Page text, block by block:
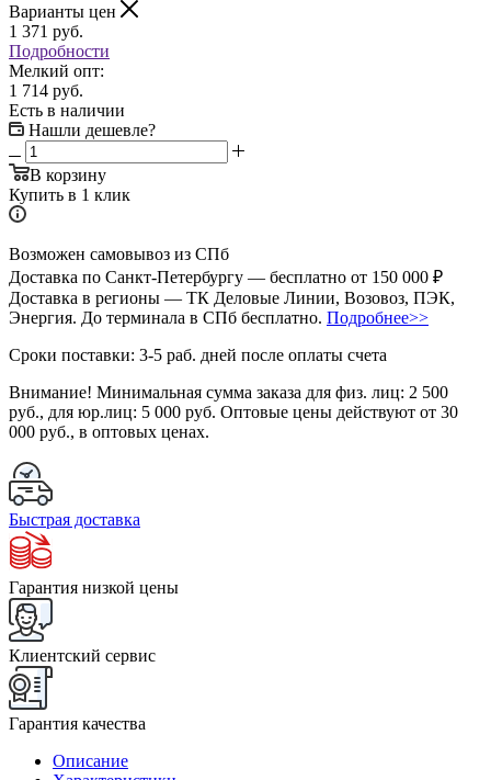
Варианты цен
1 371 руб.
Подробности
Мелкий опт:
1 714 руб.
Есть в наличии
Нашли дешевле?
В корзину
Купить в 1 клик
Возможен самовывоз из СПб
Доставка по Санкт-Петербургу — бесплатно от 150 000 ₽
Доставка в регионы — ТК Деловые Линии, Возовоз, ПЭК,
Энергия. До терминала в СПб бесплатно. Подробнее>>
Сроки поставки: 3-5 раб. дней после оплаты счета
Внимание! Минимальная сумма заказа для физ. лиц: 2 500
руб., для юр.лиц: 5 000 руб. Оптовые цены действуют от 30
000 руб., в оптовых ценах.
Быстрая доставка
Гарантия низкой цены
Клиентский сервис
Гарантия качества
Описание